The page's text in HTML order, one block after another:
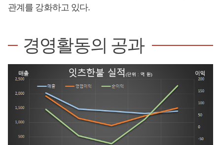
관계를 강화하고 있다.
경영활동의 공과